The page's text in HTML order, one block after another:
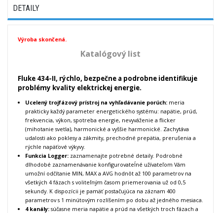
DETAILY
Výroba skončená.
Katalógový list
Fluke 434-II, rýchlo, bezpečne a podrobne identifikuje
problémy kvality elektrickej energie.
Ucelený trojfázový prístroj na vyhľadávanie porúch: meria
prakticky každý parameter energetického systému: napätie, prúd,
frekvencia, výkon, spotreba energie, nevyváženie a flicker
(mihotanie svetla), harmonické a vyššie harmonické. Zachytáva
udalosti ako poklesy a zákmity, prechodné prepätia, prerušenia a
rýchle napäťové výkyvy.
Funkcia Logger: zaznamenajte potrebné detaily. Podrobné
dlhodobé zaznamenávanie konfigurovateĺné užívateľom Vám
umožní odčítanie MIN, MAX a AVG hodnôt až 100 parametrov na
všetkých 4 fázach s voliteľným časom priemerovania už od 0,5
sekundy. K dispozícii je pamäť postačujúca na záznam 400
parametrov s 1 minútovým rozlíšením po dobu až jedného mesiaca.
4 kanály: súčasne meria napätie a prúd na všetkých troch fázach a